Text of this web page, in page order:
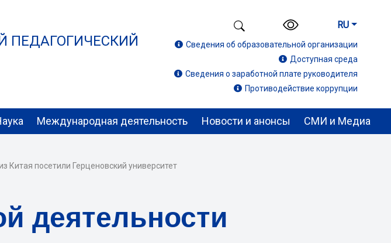
ПЕДАГОГИЧЕСКИЙ
RU
Сведения об образовательной организации
Доступная среда
Сведения о заработной плате руководителя
Противодействие коррупции
Международная деятельность Новости и анонсы СМИ и Медиа
Китая посетили Герценовский университет
деятельности